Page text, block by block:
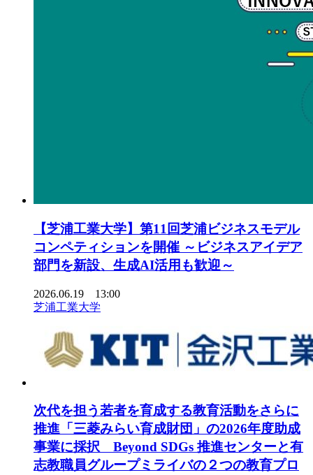
【芝浦工業大学】第11回芝浦ビジネスモデル
コンペティションを開催 ～ビジネスアイデア
部門を新設、生成AI活用も歓迎～
2026.06.19 13:00
芝浦工業大学
次代を担う若者を育成する教育活動をさらに
推進「三菱みらい育成財団」の2026年度助成
事業に採択 Beyond SDGs 推進センターと有
志教職員グループミライバの２つの教育プロ